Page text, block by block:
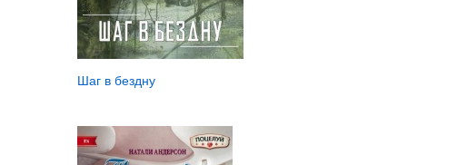
Шаг в бездну